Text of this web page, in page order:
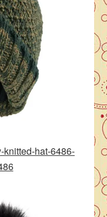
knitted-hat-6486-